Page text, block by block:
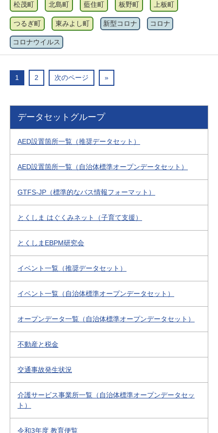
松茂町 北島町 藍住町 板野町 上板町
つるぎ町 東みよし町 新型コロナ コロナ
コロナウイルス
1 2 次のページ »
データセットグループ
AED設置箇所一覧（推奨データセット）
AED設置箇所一覧（自治体標準オープンデータセット）
GTFS-JP（標準的なバス情報フォーマット）
とくしま はぐくみネット（子育て支援）
とくしまEBPM研究会
イベント一覧（推奨データセット）
イベント一覧（自治体標準オープンデータセット）
オープンデータ一覧（自治体標準オープンデータセット）
不動産と税金
交通事故発生状況
介護サービス事業所一覧（自治体標準オープンデータセッ
ト）
令和3年度 教育便覧